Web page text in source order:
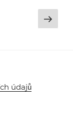
údajů